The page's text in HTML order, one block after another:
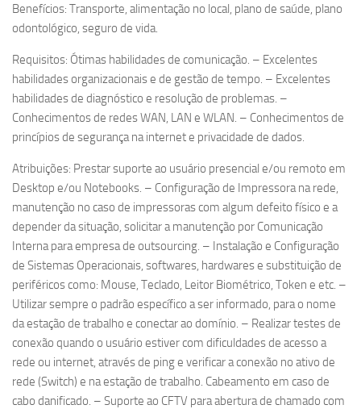
Benefícios: Transporte, alimentação no local, plano de saúde, plano
odontológico, seguro de vida.
Requisitos: Ótimas habilidades de comunicação. – Excelentes
habilidades organizacionais e de gestão de tempo. – Excelentes
habilidades de diagnóstico e resolução de problemas. –
Conhecimentos de redes WAN, LAN e WLAN. – Conhecimentos de
princípios de segurança na internet e privacidade de dados.
Atribuições: Prestar suporte ao usuário presencial e/ou remoto em
Desktop e/ou Notebooks. – Configuração de Impressora na rede,
manutenção no caso de impressoras com algum defeito físico e a
depender da situação, solicitar a manutenção por Comunicação
Interna para empresa de outsourcing. – Instalação e Configuração
de Sistemas Operacionais, softwares, hardwares e substituição de
periféricos como: Mouse, Teclado, Leitor Biométrico, Token e etc. –
Utilizar sempre o padrão específico a ser informado, para o nome
da estação de trabalho e conectar ao domínio. – Realizar testes de
conexão quando o usuário estiver com dificuldades de acesso a
rede ou internet, através de ping e verificar a conexão no ativo de
rede (Switch) e na estação de trabalho. Cabeamento em caso de
cabo danificado. – Suporte ao CFTV para abertura de chamado com